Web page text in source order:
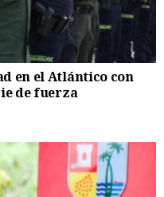
en el Atlántico con
de fuerza